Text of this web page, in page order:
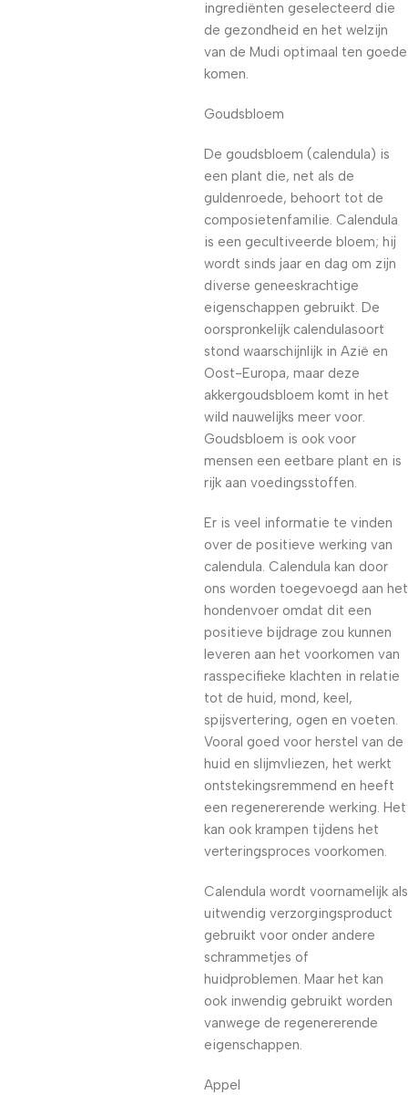
ingrediënten geselecteerd die
de gezondheid en het welzijn
van de Mudi optimaal ten goede
komen.
Goudsbloem
De goudsbloem (calendula) is
een plant die, net als de
guldenroede, behoort tot de
composietenfamilie. Calendula
is een gecultiveerde bloem; hij
wordt sinds jaar en dag om zijn
diverse geneeskrachtige
eigenschappen gebruikt. De
oorspronkelijk calendulasoort
stond waarschijnlijk in Azië en
Oost-Europa, maar deze
akkergoudsbloem komt in het
wild nauwelijks meer voor.
Goudsbloem is ook voor
mensen een eetbare plant en is
rijk aan voedingsstoffen.
Er is veel informatie te vinden
over de positieve werking van
calendula. Calendula kan door
ons worden toegevoegd aan het
hondenvoer omdat dit een
positieve bijdrage zou kunnen
leveren aan het voorkomen van
rasspecifieke klachten in relatie
tot de huid, mond, keel,
spijsvertering, ogen en voeten.
Vooral goed voor herstel van de
huid en slijmvliezen, het werkt
ontstekingsremmend en heeft
een regenererende werking. Het
kan ook krampen tijdens het
verteringsproces voorkomen.
Calendula wordt voornamelijk als
uitwendig verzorgingsproduct
gebruikt voor onder andere
schrammetjes of
huidproblemen. Maar het kan
ook inwendig gebruikt worden
vanwege de regenererende
eigenschappen.
Appel